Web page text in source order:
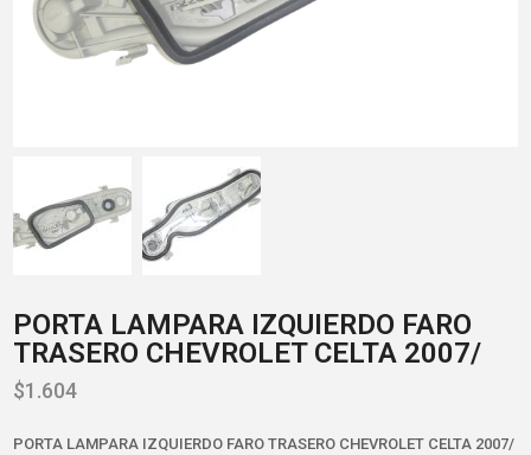
PORTA LAMPARA IZQUIERDO FARO
TRASERO CHEVROLET CELTA 2007/
$1.604
PORTA LAMPARA IZQUIERDO FARO TRASERO CHEVROLET CELTA 2007/